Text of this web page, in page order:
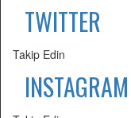
TWITTER
Takip Edin
INSTAGRAM